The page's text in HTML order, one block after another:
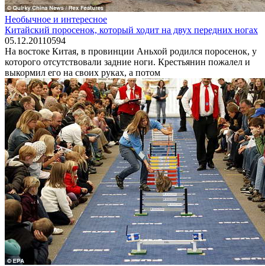
Необычное и интересное
Китайский поросенок, который ходит на двух передних ногах
05.12.20110594
На востоке Китая, в провинции Аньхой родился поросенок, у
которого отсутствовали задние ноги. Крестьянин пожалел и
выкормил его на своих руках, а потом